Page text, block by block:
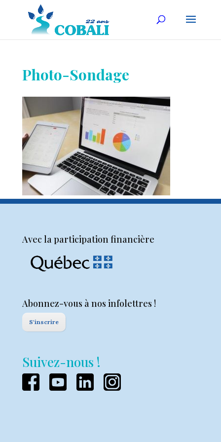
Photo-Sondage
Avec la participation financière
Abonnez-vous à nos infolettres !
S'inscrire
Suivez-nous !